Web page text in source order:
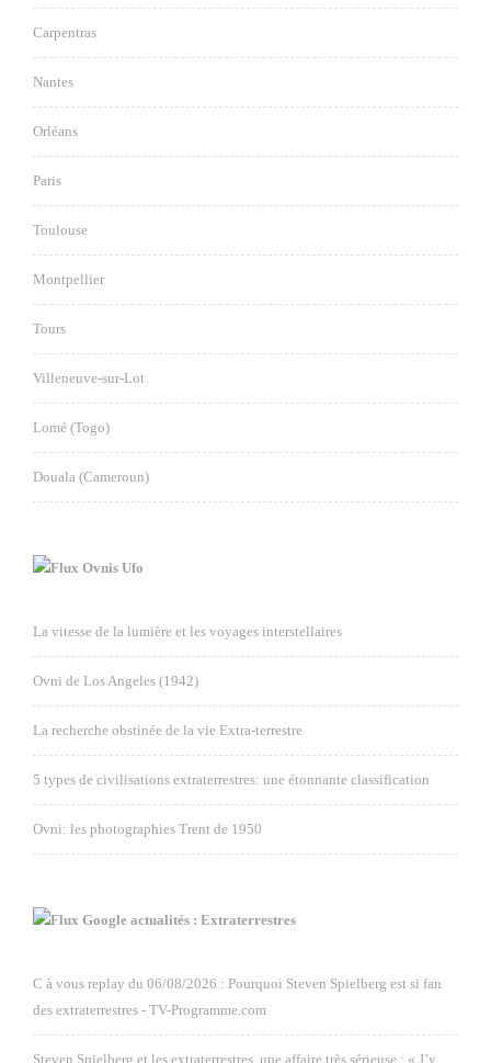
Carpentras
Nantes
Orléans
Paris
Toulouse
Montpellier
Tours
Villeneuve-sur-Lot
Lomé (Togo)
Douala (Cameroun)
Ovnis Ufo
La vitesse de la lumière et les voyages interstellaires
Ovni de Los Angeles (1942)
La recherche obstinée de la vie Extra-terrestre
5 types de civilisations extraterrestres: une étonnante classification
Ovni: les photographies Trent de 1950
Google actualités : Extraterrestres
C à vous replay du 06/08/2026 : Pourquoi Steven Spielberg est si fan
des extraterrestres - TV-Programme.com
Steven Spielberg et les extraterrestres, une affaire très sérieuse : « J’y